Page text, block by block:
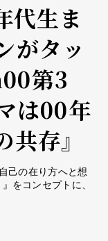
代生ま
がタッ
第3
は00年
存』
己の在り方へと想
をコンセプトに、